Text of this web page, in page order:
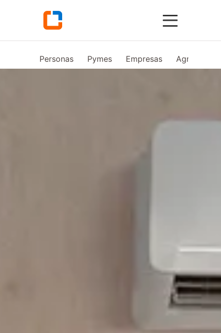
Personas Pymes Empresas Agro